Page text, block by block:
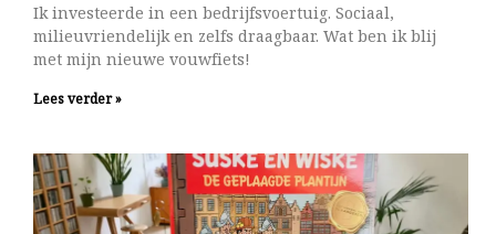
Ik investeerde in een bedrijfsvoertuig. Sociaal,
milieuvriendelijk en zelfs draagbaar. Wat ben ik blij
met mijn nieuwe vouwfiets!
Lees verder »